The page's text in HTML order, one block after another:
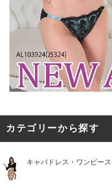
カテゴリーから探す
キャバドレス・ワンピース